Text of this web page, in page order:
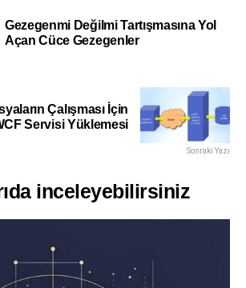
Gezegenmi Değilmi Tartışmasına Yol
Açan Cüce Gezegenler
Çalışması İçin
Servisi Yüklemesi
Sonraki Yazı
inceleyebilirsiniz